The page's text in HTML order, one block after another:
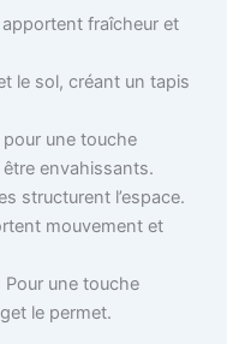
apportent fraîcheur et
le sol, créant un tapis
une touche
envahissants.
structurent l’espace.
mouvement et
une touche
le permet.